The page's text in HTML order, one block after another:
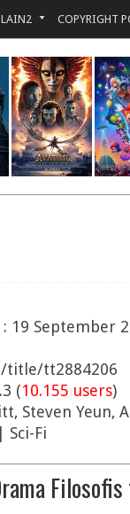
LAIN2 COPYRIGHT
: 19 September
title/tt2884206
(10.155 users)
Steven Yeun,
Sci-Fi
Filosofis